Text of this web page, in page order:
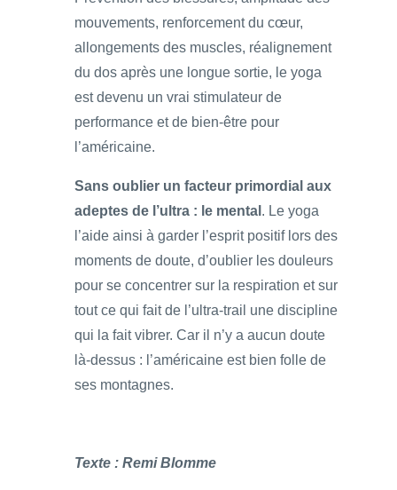
mouvements, renforcement du cœur,
allongements des muscles, réalignement
du dos après une longue sortie, le yoga
est devenu un vrai stimulateur de
performance et de bien-être pour
l’américaine.
Sans oublier un facteur primordial aux
adeptes de l’ultra : le mental . Le yoga
l’aide ainsi à garder l’esprit positif lors des
moments de doute, d’oublier les douleurs
pour se concentrer sur la respiration et sur
tout ce qui fait de l’ultra-trail une discipline
qui la fait vibrer. Car il n’y a aucun doute
là-dessus : l’américaine est bien folle de
ses montagnes.
Texte : Remi Blomme